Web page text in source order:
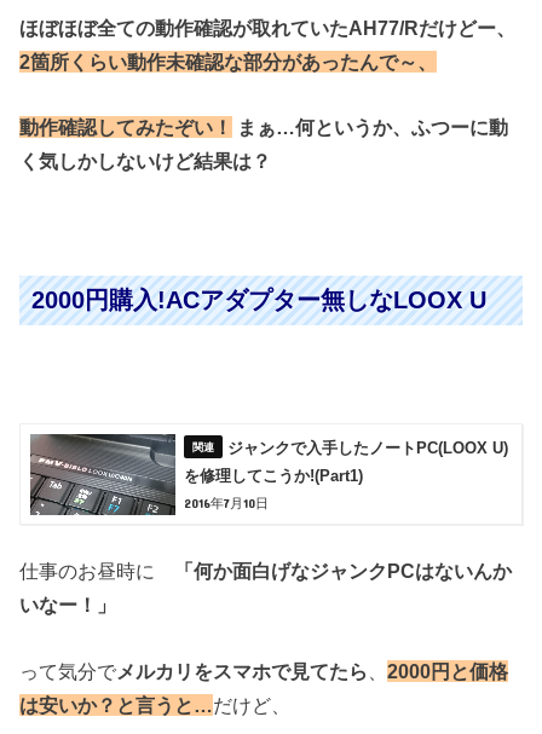
ほぼほぼ全ての動作確認が取れていたAH77/Rだけどー、
2箇所くらい動作未確認な部分があったんで～、
動作確認してみたぞい！
まぁ…何というか、ふつーに動
く気しかしないけど結果は？
2000円購入!ACアダプター無しなLOOX U
ジャンクで入手したノートPC(LOOX U)
を修理してこうか!(Part1)
2016年7月10日
仕事のお昼時に
「何か面白げなジャンクPCはないんか
いなー！」
って気分で メルカリをスマホで見てたら 、2000円と価格
は安いか？と言うと… だけど、